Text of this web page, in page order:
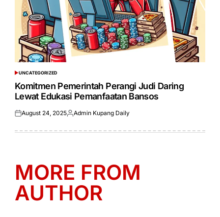
POSTED
IN
UNCATEGORIZED
Komitmen Pemerintah Perangi Judi Daring
Lewat Edukasi Pemanfaatan Bansos
Posted
August 24, 2025Posted
Admin Kupang Daily
MORE FROM
AUTHOR